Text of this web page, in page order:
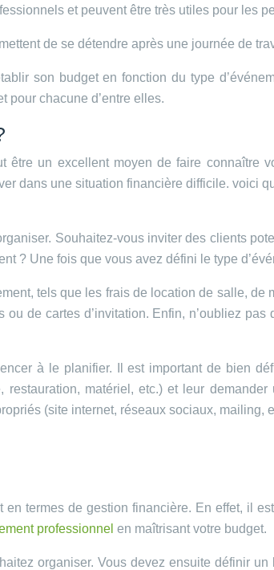
et peuvent être très utiles pour les
de se détendre après une journée de
son budget en fonction du type
pour chacune d’entre elles.
être un excellent moyen de faire connaître
dans une situation financière difficile. voici
Souhaitez-vous inviter des clients
? Une fois que vous avez défini le type
tels que les frais de location de salle,
de cartes d’invitation. Enfin, n’oubliez
à le planifier. Il est important de bien
matériel, etc.) et leur
(site internet, réseaux sociaux, mailing,
termes de gestion financière. En effet, il
professionnel en maîtrisant votre budget.
organiser. Vous devez ensuite définir